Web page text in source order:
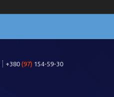
+380 (97) 154-59-30